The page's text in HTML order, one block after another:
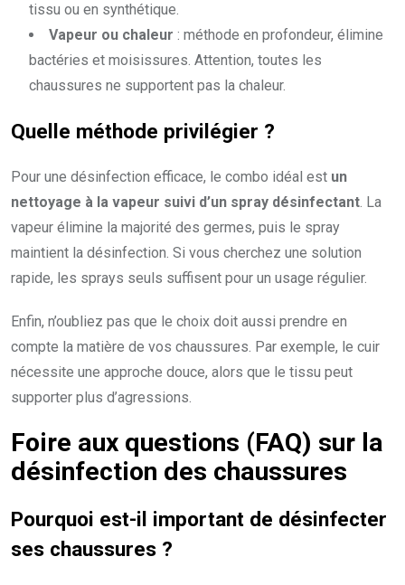
tissu ou en synthétique.
Vapeur ou chaleur : méthode en profondeur, élimine
bactéries et moisissures. Attention, toutes les
chaussures ne supportent pas la chaleur.
Quelle méthode privilégier ?
Pour une désinfection efficace, le combo idéal est un
nettoyage à la vapeur suivi d’un spray désinfectant. La
vapeur élimine la majorité des germes, puis le spray
maintient la désinfection. Si vous cherchez une solution
rapide, les sprays seuls suffisent pour un usage régulier.
Enfin, n’oubliez pas que le choix doit aussi prendre en
compte la matière de vos chaussures. Par exemple, le cuir
nécessite une approche douce, alors que le tissu peut
supporter plus d’agressions.
Foire aux questions (FAQ) sur la
désinfection des chaussures
Pourquoi est-il important de désinfecter
ses chaussures ?